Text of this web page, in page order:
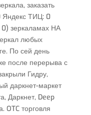
заказать
Яндекс ТИЦ: 0
0) зеркаламах НА
любых
По сей день
после перерыва с
Гидру,
даркнет-маркет
Даркнет, Deep
OTC торговля